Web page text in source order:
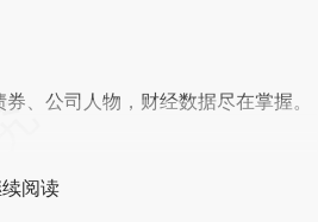
、公司人物，财经数据尽在掌握。
阅读